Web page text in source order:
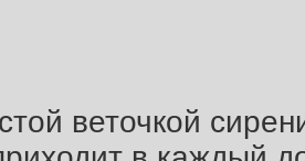
веточкой